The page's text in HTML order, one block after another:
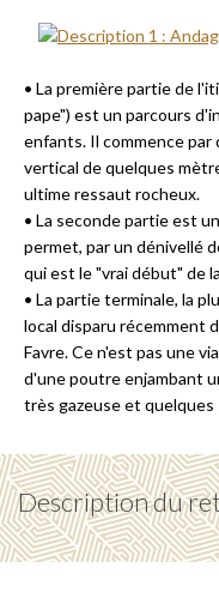
• La première partie de
pape") est un parcours
enfants. Il commence par
vertical de quelques
ultime ressaut rocheux.
• La seconde partie est
permet, par un dénivellé
qui est le "vrai début" de
• La partie terminale, la
local disparu récemment
Favre. Ce n'est pas une
d'une poutre enjambant
très gazeuse et quelques
Description du